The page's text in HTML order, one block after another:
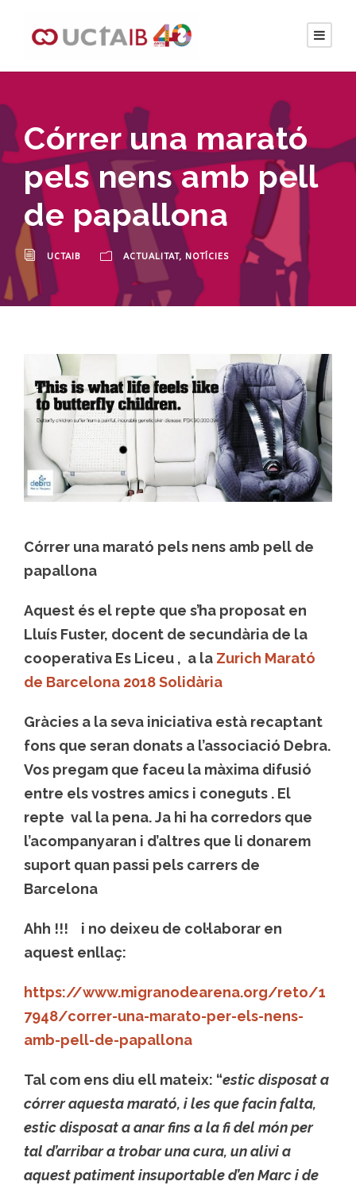
Córrer una marató
pels nens amb pell
de papallona
UCTAIB ACTUALITAT, NOTÍCIES
Córrer una marató pels nens amb pell de
papallona
Aquest és el repte que s’ha proposat en
Lluís Fuster, docent de secundària de la
cooperativa Es Liceu , a la Zurich Marató
de Barcelona 2018 Solidària
Gràcies a la seva iniciativa està recaptant
fons que seran donats a l’associació Debra.
Vos pregam que faceu la màxima difusió
entre els vostres amics i coneguts . El
repte val la pena. Ja hi ha corredors que
l’acompanyaran i d’altres que li donarem
suport quan passi pels carrers de
Barcelona
Ahh !!! i no deixeu de col·laborar en
aquest enllaç:
https://www.migranodearena.org/reto/1
7948/correr-una-marato-per-els-nens-
amb-pell-de-papallona
Tal com ens diu ell mateix: “estic disposat a
córrer aquesta marató, i les que facin falta,
estic disposat a anar fins a la fi del món per
tal d’arribar a trobar una cura, un alivi a
aquest patiment insuportable d’en Marc i de